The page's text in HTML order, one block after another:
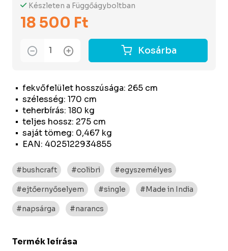
fekvőfelület hosszúsága: 265 cm
szélesség: 170 cm
teherbírás: 180 kg
teljes hossz: 275 cm
saját tömeg: 0,467 kg
EAN: 4025122934855
Készleten a Függőágyboltban
18 500 Ft
Kosárba
#bushcraft #colibri #egyszemélyes
#ejtőernyőselyem #single #Made in India
#napsárga #narancs
Termék leírása